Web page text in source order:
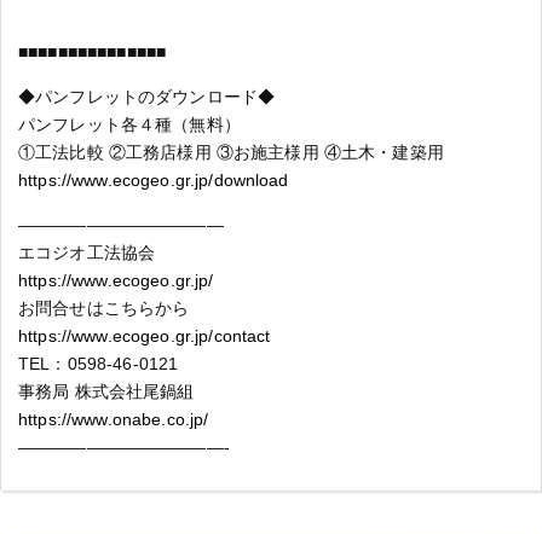
■■■■■■■■■■■■■■■
◆パンフレットのダウンロード◆
パンフレット各４種（無料）
①工法比較 ②工務店様用 ③お施主様用 ④土木・建築用
https://www.ecogeo.gr.jp/download
————————————
エコジオ工法協会
https://www.ecogeo.gr.jp/
お問合せはこちらから
https://www.ecogeo.gr.jp/contact
TEL：0598-46-0121
事務局 株式会社尾鍋組
https://www.onabe.co.jp/
————————————-